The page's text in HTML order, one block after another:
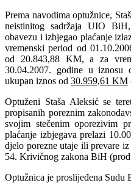
Prema navodima optužnice,
neistinitog sadržaja UIO
obavezu i izbjegao plaćanje
vremenski period od
od 20.843,88 KM, a za
30.04.2007. godine u
ukupan iznos od 30.959,61 KM
Optuženi Staša Aleksić se
propisanih poreznim
svojim stečenim oporezivim
plaćanje izbjegava prelazi
djelo porezne utaje ili prevare
54. Krivičnog zakona BiH
Optužnica je proslijeđena Sudu